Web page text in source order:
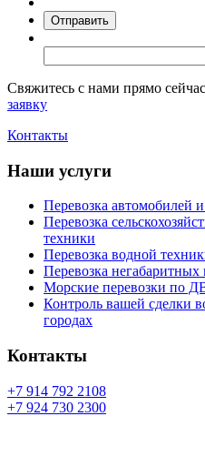
Свяжитесь с нами прямо
заявку
Контакты
Наши услуги
Перевозка автомобилей
Перевозка
техники
Перевозка водной
Перевозка негабаритных
Морские перевозки по
Контроль вашей сделки
городах
Контакты
+7 914 792 2108
+7 924 730 2300